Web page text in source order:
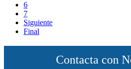
6
7
Siguiente
Final
Contacta con